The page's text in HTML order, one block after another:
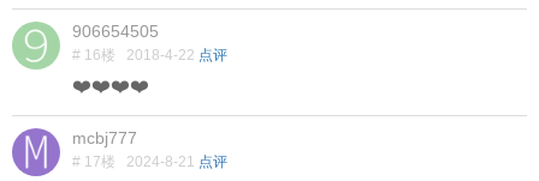
906654505
# 16楼 2018-4-22 点评
❤️❤️❤️❤️
mcbj777
# 17楼 2024-8-21 点评